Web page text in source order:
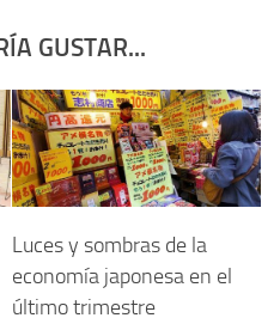
GUSTAR...
Luces y sombras de la
economía japonesa en el
último trimestre